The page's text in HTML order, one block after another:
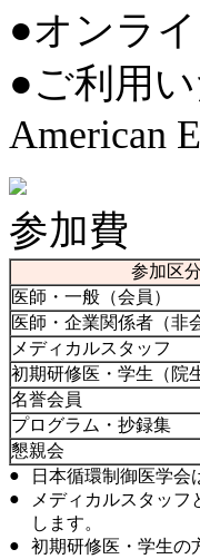
●オンラ
●ご利用
American
参加費
参加区分
医師・一般（会員）
医師・企業関係者（非
メディカルスタッフ
初期研修医・学生（院
名誉会員
プログラム・抄録集
懇親会
●
日本循環制御医学
●
メディカルスタッ
します。
●
初期研修医・学生の